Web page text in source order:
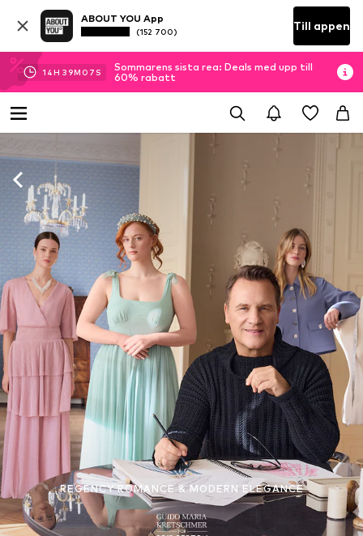
ABOUT YOU App
(152 700) Till appen
14H 39M 05 S
Sommarens sista rea: Deals med upp till
60% rabatt
REGENCY ROMANCE & MODERN ELEGANCE